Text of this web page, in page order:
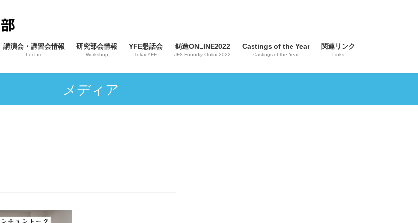
講演会・講習会情報
Lecture
研究部会情報
Workshop
YFE懇話会
Tokai-YFE
鋳造ONLINE2022
JFS-Foundry Online2022
Castings of the Year
Castings of the Year
関連リンク
Links
メディア